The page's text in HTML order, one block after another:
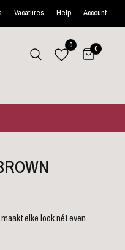
online Curated
Vacatures Help Account
0 0
elke look nét even